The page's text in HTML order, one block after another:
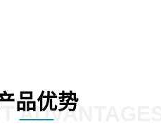
品优势
ADVANTAGES